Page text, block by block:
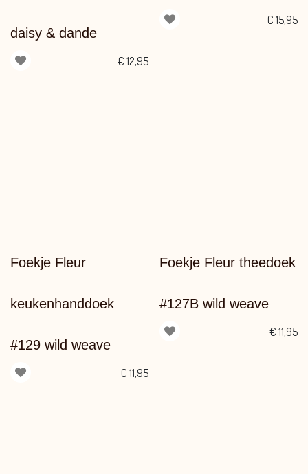
daisy & dande
€ 12,95
€ 15,95
Foekje Fleur
keukenhanddoek
#129 wild weave
€ 11,95
Foekje Fleur theedoek
#127B wild weave
€ 11,95